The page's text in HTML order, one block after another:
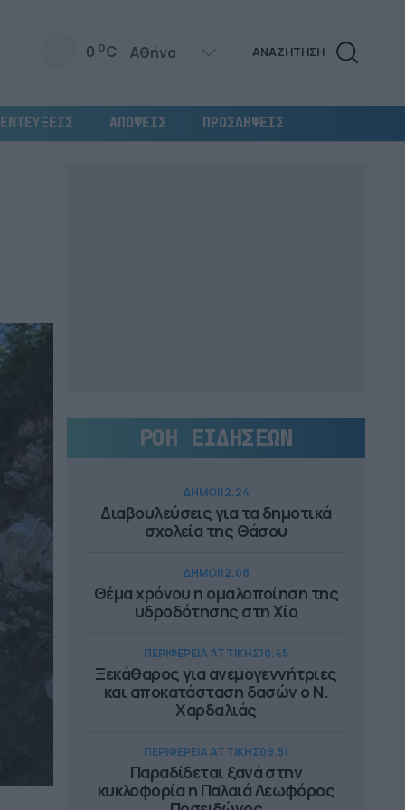
0 oC ΑΝΑΖΗΤΗΣΗ
ΑΠΟΨΕΙΣ ΠΡΟΣΛΗΨΕΙΣ
ΡΟΗ ΕΙΔΗΣΕΩΝ
ΔΗΜΟΙ12.24
Διαβουλεύσεις για τα δημοτικά
σχολεία της Θάσου
ΔΗΜΟΙ12.08
Θέμα χρόνου η ομαλοποίηση της
υδροδότησης στη Χίο
ΠΕΡΙΦΕΡΕΙΑ ΑΤΤΙΚΗΣ10.45
Ξεκάθαρος για ανεμογεννήτριες
και αποκατάσταση δασών ο Ν.
Χαρδαλιάς
ΠΕΡΙΦΕΡΕΙΑ ΑΤΤΙΚΗΣ09.51
Παραδίδεται ξανά στην
κυκλοφορία η Παλαιά Λεωφόρος